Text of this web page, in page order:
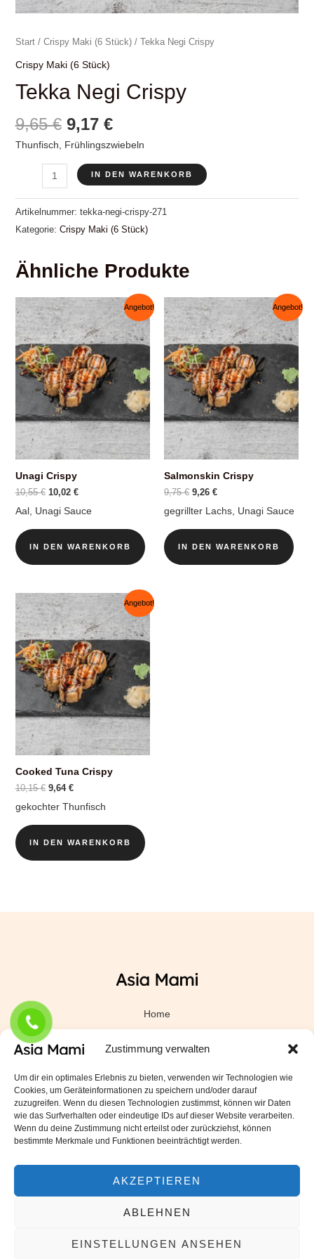
Zustimmung verwalten
Um dir ein optimales Erlebnis zu bieten, verwenden wir Technologien wie
Cookies, um Geräteinformationen zu speichern und/oder darauf
zuzugreifen. Wenn du diesen Technologien zustimmst, können wir Daten
wie das Surfverhalten oder eindeutige IDs auf dieser Website verarbeiten.
Wenn du deine Zustimmung nicht erteilst oder zurückziehst, können
bestimmte Merkmale und Funktionen beeinträchtigt werden.
AKZEPTIEREN
ABLEHNEN
EINSTELLUNGEN ANSEHEN
Start/ Crispy Maki (6 Stück)/ Tekka Negi Crispy
Crispy Maki (6 Stück)
Tekka Negi Crispy
9,65€ Ursprünglicher
Preis
9,65 €
9,17 €Aktueller
Preis
9,17 €.
Thunfisch, Frühlingszwiebeln
Crispy
Menge
IN DEN WARENKORB
Artikelnummer: tekka-negi-crispy-271
Kategorie: Crispy Maki (6 Stück)
Ähnliche Produkte
Angebot!
Unagi Crispy
10,55€ Ursprünglicher
war:
10,02 €Aktueller
ist:
Aal, Unagi Sauce
IN DEN WARENKORB
Angebot!
Salmonskin Crispy
9,75€ Ursprünglicher
war:
9,26 €Aktueller
ist:
gegrillter Lachs, Unagi Sauce
IN DEN WARENKORB
Angebot!
Cooked Tuna Crispy
10,15€ Ursprünglicher
war:
9,64 €Aktueller
ist:
gekochter Thunfisch
IN DEN WARENKORB
Home
Mein Konto
Datenschutzerklärung
Mindestbestellwert für kostenlosen Versand
© 2026 Asia Mami Restaurant. Powered by Asia Mami Restaurant.